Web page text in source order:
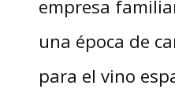
empresa
una época de
para el vino